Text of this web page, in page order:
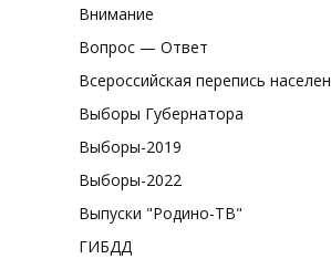
Внимание
Вопрос — Ответ
Всероссийская перепись
Выборы Губернатора
Выборы-2019
Выборы-2022
Выпуски "Родино-ТВ"
ГИБДД